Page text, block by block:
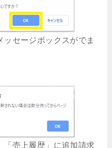
ッセージボックスがでま
「売上履歴」に追加請求